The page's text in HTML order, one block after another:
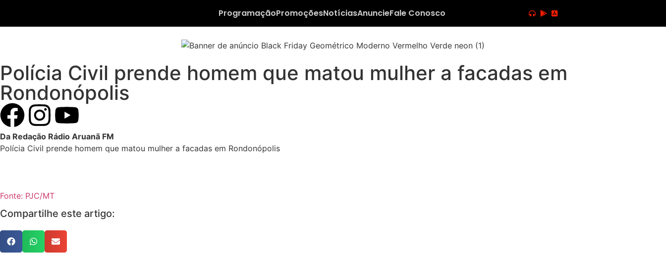
ProgramaçãoPromoçõesNotíciasAnuncieFale Conosco
Polícia Civil prende homem que matou mulher a facadas em
Rondonópolis
Da Redação Rádio Aruanã FM
Polícia Civil prende homem que matou mulher a facadas em Rondonópolis
Fonte: PJC/MT
Compartilhe este artigo: